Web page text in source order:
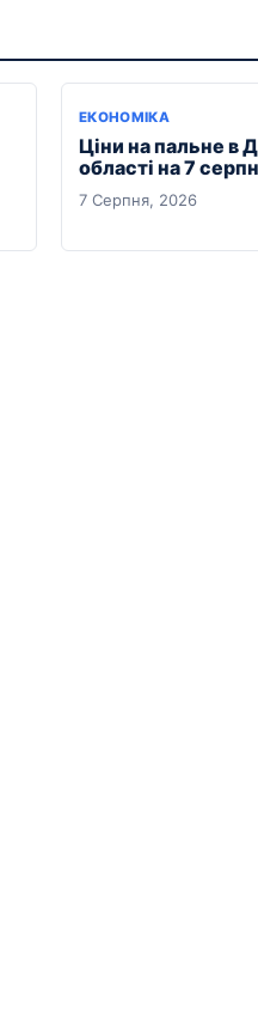
ЕКОНОМІКА
Ціни на пальне в
області на 7
7 Серпня, 2026